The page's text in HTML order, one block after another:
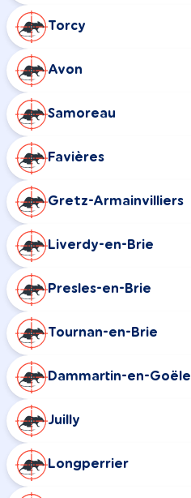
Torcy
Avon
Samoreau
Favières
Gretz-Armainvilliers
Liverdy-en-Brie
Presles-en-Brie
Tournan-en-Brie
Dammartin-en-Goële
Juilly
Longperrier